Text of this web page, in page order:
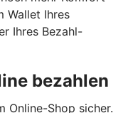
Wallet Ihres
Ihres Bezahl-
bezahlen
Online-Shop sicher.